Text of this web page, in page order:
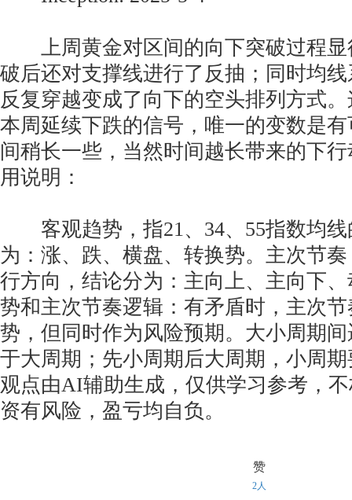
上周黄金对区间的向下突破过程显
破后还对支撑线进行了反抽；同时均
反复穿越变成了向下的空头排列方式
本周延续下跌的信号，唯一的变数是
间稍长一些，当然时间越长带来的下
用说明：
客观趋势，指21、34、55指数均线
为：涨、跌、横盘、转换势。主次节
行方向，结论分为：主向上、主向下
势和主次节奏逻辑：有矛盾时，主次
势，但同时作为风险预期。大小周期
于大周期；先小周期后大周期，小周
观点由AI辅助生成，仅供学习参考，
资有风险，盈亏均自负。
赞
2人